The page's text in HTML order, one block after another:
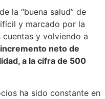
la “buena salud” de
y marcado por la
cuentas y volviendo a
neto de
a la cifra de 500
ha sido constante en